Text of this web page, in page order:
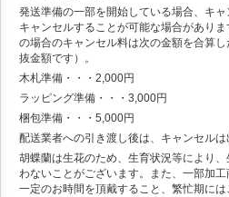
発送準備の一部を開始している場合、キ
キャンセルすることが可能な場合があり
の場合のキャンセル料は次の金額を合算
抜金額です）。
木札準備・・・2,000円
ラッピング準備・・・3,000円
梱包準備・・・5,000円
配送業者への引き渡し後は、キャンセルは
胡蝶蘭は生花のため、生育状況等により
わないことがございます。また、一部加
一定のお時間を頂戴すること、繁忙期に